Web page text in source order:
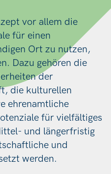
vor allem die
für einen
Ort zu nutzen,
Dazu gehören die
der
die kulturellen
ehrenamtliche
für vielfältiges
und längerfristig
und
werden.